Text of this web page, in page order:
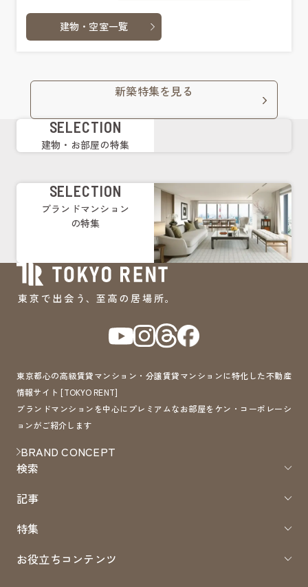
建物・空室一覧
新築特集を見る
SELECTION
建物・お部屋の特集
SELECTION
ブランドマンション
の特集
東京都心の高級賃貸マンション・分譲賃貸マンションに特化した不動産
情報サイト [TOKYO RENT]
ブランドマンションを中心にプレミアムなお部屋をケン・コーポレーシ
ョンがご紹介します
BRAND CONCEPT
検索
記事
特集
お役立ちコンテンツ